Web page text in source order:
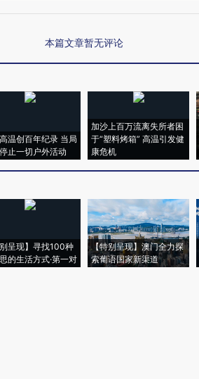
本篇文章暂无评论
温创百年纪录 当局
止一切户外活动
加沙上百万流离失所者困
于“塑料烤箱” 高温引发健
康危机
别呈现】寻找100种
的生活方式·第一对
【特别呈现】澳门全力探
索葡语国家新渠道